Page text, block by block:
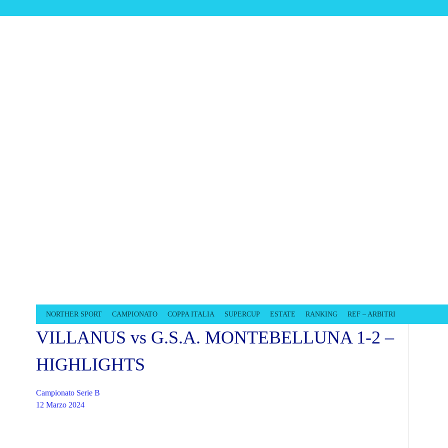
NORTHER SPORT CAMPIONATO COPPA ITALIA SUPERCUP ESTATE RANKING REF – ARBITRI
VILLANUS vs G.S.A. MONTEBELLUNA 1-2 –
HIGHLIGHTS
Campionato Serie B
12 Marzo 2024